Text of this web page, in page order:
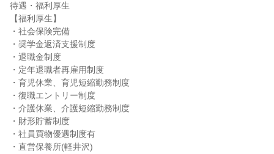
待遇・福利厚生
【福利厚生】
・社会保険完備
・奨学金返済支援制度
・退職金制度
・定年退職者再雇用制度
・育児休業、育児短縮勤務制度
・復職エントリー制度
・介護休業、介護短縮勤務制度
・財形貯蓄制度
・社員買物優遇制度有
・直営保養所(軽井沢)